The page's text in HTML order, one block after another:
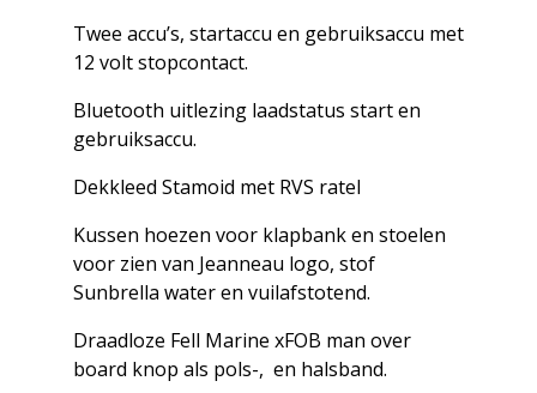
Twee accu’s, startaccu en gebruiksaccu met
12 volt stopcontact.
Bluetooth uitlezing laadstatus start en
gebruiksaccu.
Dekkleed Stamoid met RVS ratel
Kussen hoezen voor klapbank en stoelen
voor zien van Jeanneau logo, stof
Sunbrella water en vuilafstotend.
Draadloze Fell Marine xFOB man over
board knop als pols-, en halsband.